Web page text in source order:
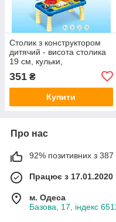
Столик з конструктором
дитячий - висота столика
19 см, кульки,
351 ₴
Купити
Про нас
92% позитивних з 387
Працює з 17.01.2020
м. Одеса
Базова, 17, індекс